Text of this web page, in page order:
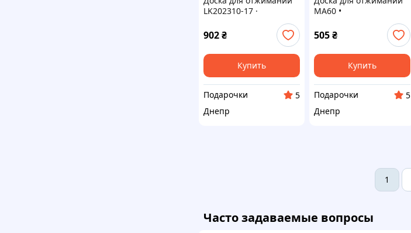
LK202310-17 ·
Многофункциональный
тренажер ·
Портативный мини
тренажер
902₴
Купить
Подарочки
5
Днепр
MA60 •
Многофункциональная
платформа для
отжиманий с упорами
для тренировки груди,
плеч, спины и
трицепса
505₴
Купить
Подарочки
5
Днепр
1
Часто задаваемые вопросы